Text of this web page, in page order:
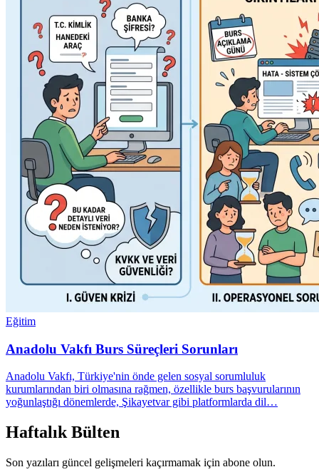
Eğitim
Anadolu Vakfı Burs Süreçleri Sorunları
Anadolu Vakfı, Türkiye'nin önde gelen sosyal sorumluluk
kurumlarından biri olmasına rağmen, özellikle burs başvurularının
yoğunlaştığı dönemlerde, Şikayetvar gibi platformlarda dil…
Haftalık Bülten
Son yazıları güncel gelişmeleri kaçırmamak için abone olun.